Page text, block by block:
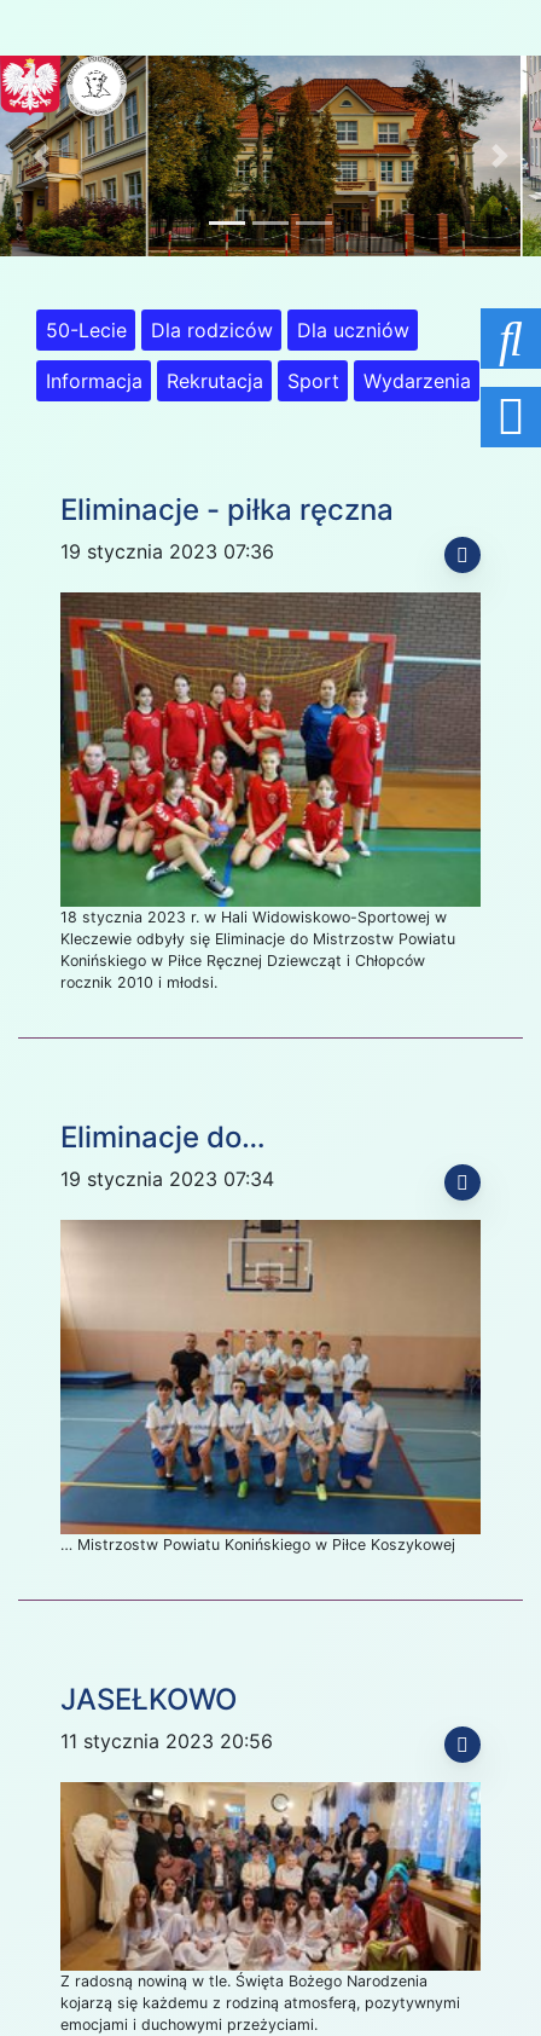
Previous Next
50-Lecie Dla rodziców Dla uczniów
Informacja Rekrutacja Sport Wydarzenia
Eliminacje - piłka ręczna
19 stycznia 2023 07:36
18 stycznia 2023 r. w Hali Widowiskowo-Sportowej w
Kleczewie odbyły się Eliminacje do Mistrzostw Powiatu
Konińskiego w Piłce Ręcznej Dziewcząt i Chłopców
rocznik 2010 i młodsi.
Eliminacje do…
19 stycznia 2023 07:34
… Mistrzostw Powiatu Konińskiego w Piłce Koszykowej
JASEŁKOWO
11 stycznia 2023 20:56
Z radosną nowiną w tle. Święta Bożego Narodzenia
kojarzą się każdemu z rodziną atmosferą, pozytywnymi
emocjami i duchowymi przeżyciami.